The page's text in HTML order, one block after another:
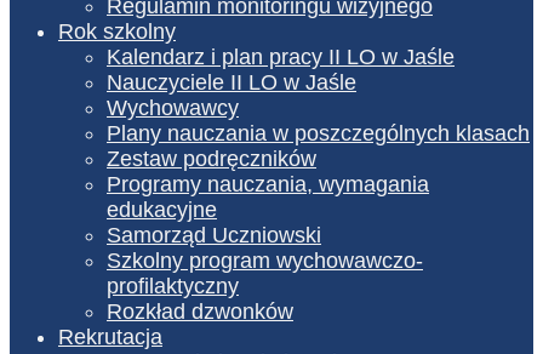
Regulamin monitoringu wizyjnego
Rok szkolny
Kalendarz i plan pracy II LO w Jaśle
Nauczyciele II LO w Jaśle
Wychowawcy
Plany nauczania w poszczególnych klasach
Zestaw podręczników
Programy nauczania, wymagania
edukacyjne
Samorząd Uczniowski
Szkolny program wychowawczo-
profilaktyczny
Rozkład dzwonków
Rekrutacja